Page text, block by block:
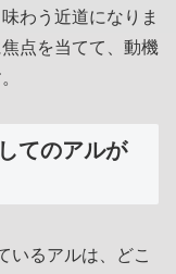
わう近道になりま
点を当てて、動機
てのアルが
いるアルは、どこ